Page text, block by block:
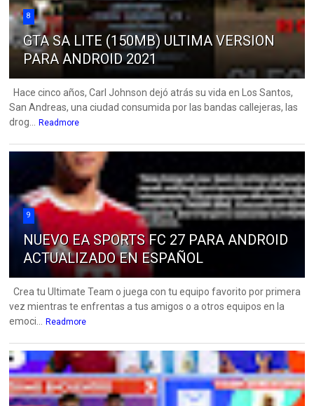
8
GTA SA LITE (150MB) ULTIMA VERSION
PARA ANDROID 2021
Hace cinco años, Carl Johnson dejó atrás su vida en Los Santos,
San Andreas, una ciudad consumida por las bandas callejeras, las
drog... Readmore
9
NUEVO EA SPORTS FC 27 PARA ANDROID
ACTUALIZADO EN ESPAÑOL
Crea tu Ultimate Team o juega con tu equipo favorito por primera
vez mientras te enfrentas a tus amigos o a otros equipos en la
emoci... Readmore